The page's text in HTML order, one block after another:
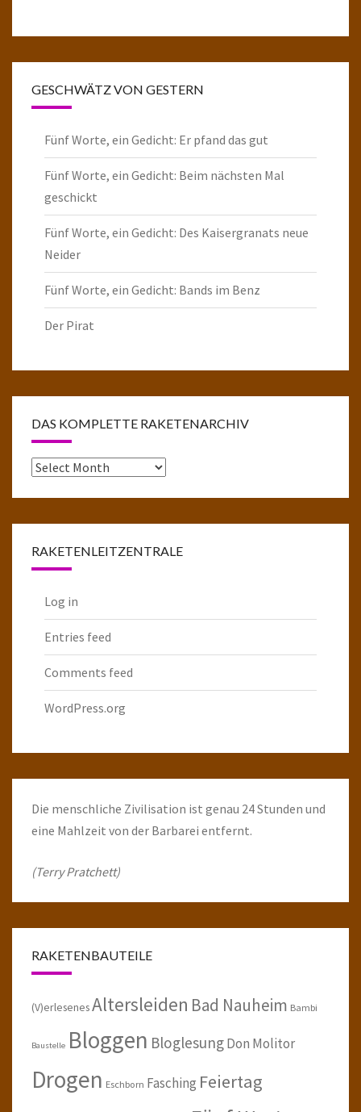
GESCHWÄTZ VON GESTERN
Fünf Worte, ein Gedicht: Er pfand das gut
Fünf Worte, ein Gedicht: Beim nächsten Mal
geschickt
Fünf Worte, ein Gedicht: Des Kaisergranats neue
Neider
Fünf Worte, ein Gedicht: Bands im Benz
Der Pirat
DAS KOMPLETTE RAKETENARCHIV
Das
RAKETENLEITZENTRALE
Log in
Entries feed
Comments feed
WordPress.org
Die menschliche Zivilisation ist genau 24 Stunden und
eine Mahlzeit von der Barbarei entfernt.
(Terry Pratchett)
RAKETENBAUTEILE
(V)erlesenesAltersleiden Bad Nauheim Bambi
Baustelle Bloggen BloglesungDon Molitor
Drogen Eschborn Fasching Feiertag